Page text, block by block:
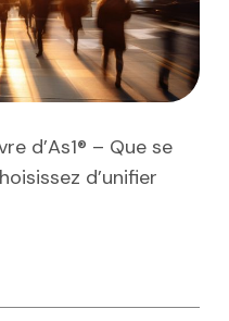
d’As1® – Que se
d’unifier